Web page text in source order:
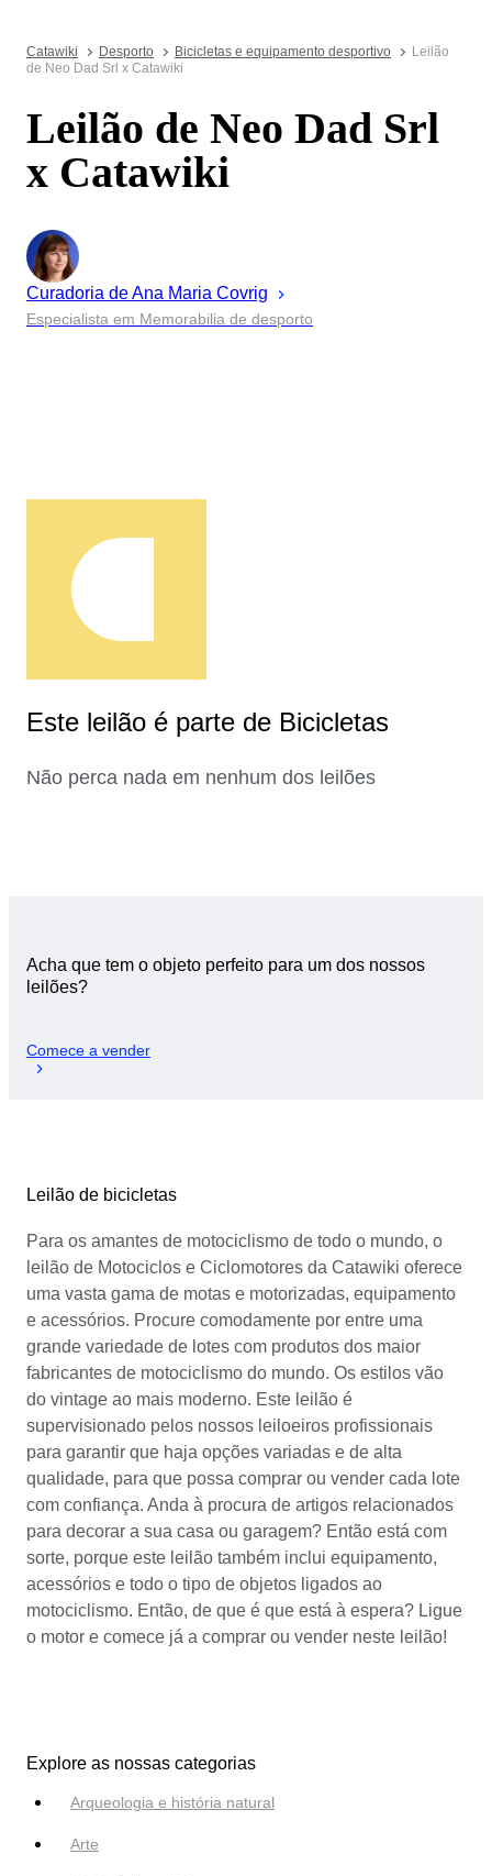
Catawiki Desporto Bicicletas e equipamento desportivo
Leilão
de Neo Dad Srl x Catawiki
Leilão de Neo Dad Srl
x Catawiki
Curadoria deAna Maria Covrig
Especialista em Memorabilia de desporto
Este leilão é parte de Bicicletas
Não perca nada em nenhum dos leilões
Acha que tem o objeto perfeito para um dos nossos
leilões?
Comece a vender
Leilão de bicicletas
Para os amantes de motociclismo de todo o mundo, o
leilão de Motociclos e Ciclomotores da Catawiki oferece
uma vasta gama de motas e motorizadas, equipamento
e acessórios. Procure comodamente por entre uma
grande variedade de lotes com produtos dos maior
fabricantes de motociclismo do mundo. Os estilos vão
do vintage ao mais moderno. Este leilão é
supervisionado pelos nossos leiloeiros profissionais
para garantir que haja opções variadas e de alta
qualidade, para que possa comprar ou vender cada lote
com confiança. Anda à procura de artigos relacionados
para decorar a sua casa ou garagem? Então está com
sorte, porque este leilão também inclui equipamento,
acessórios e todo o tipo de objetos ligados ao
motociclismo. Então, de que é que está à espera? Ligue
o motor e comece já a comprar ou vender neste leilão!
Explore as nossas categorias
Arqueologia e história natural
Arte